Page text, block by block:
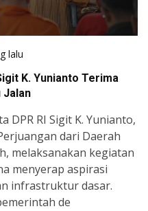
lalu
K. Yunianto Terima
Jalan
DPR RI Sigit K. Yunianto,
dari Daerah
melaksanakan kegiatan
menyerap aspirasi
infrastruktur dasar.
de